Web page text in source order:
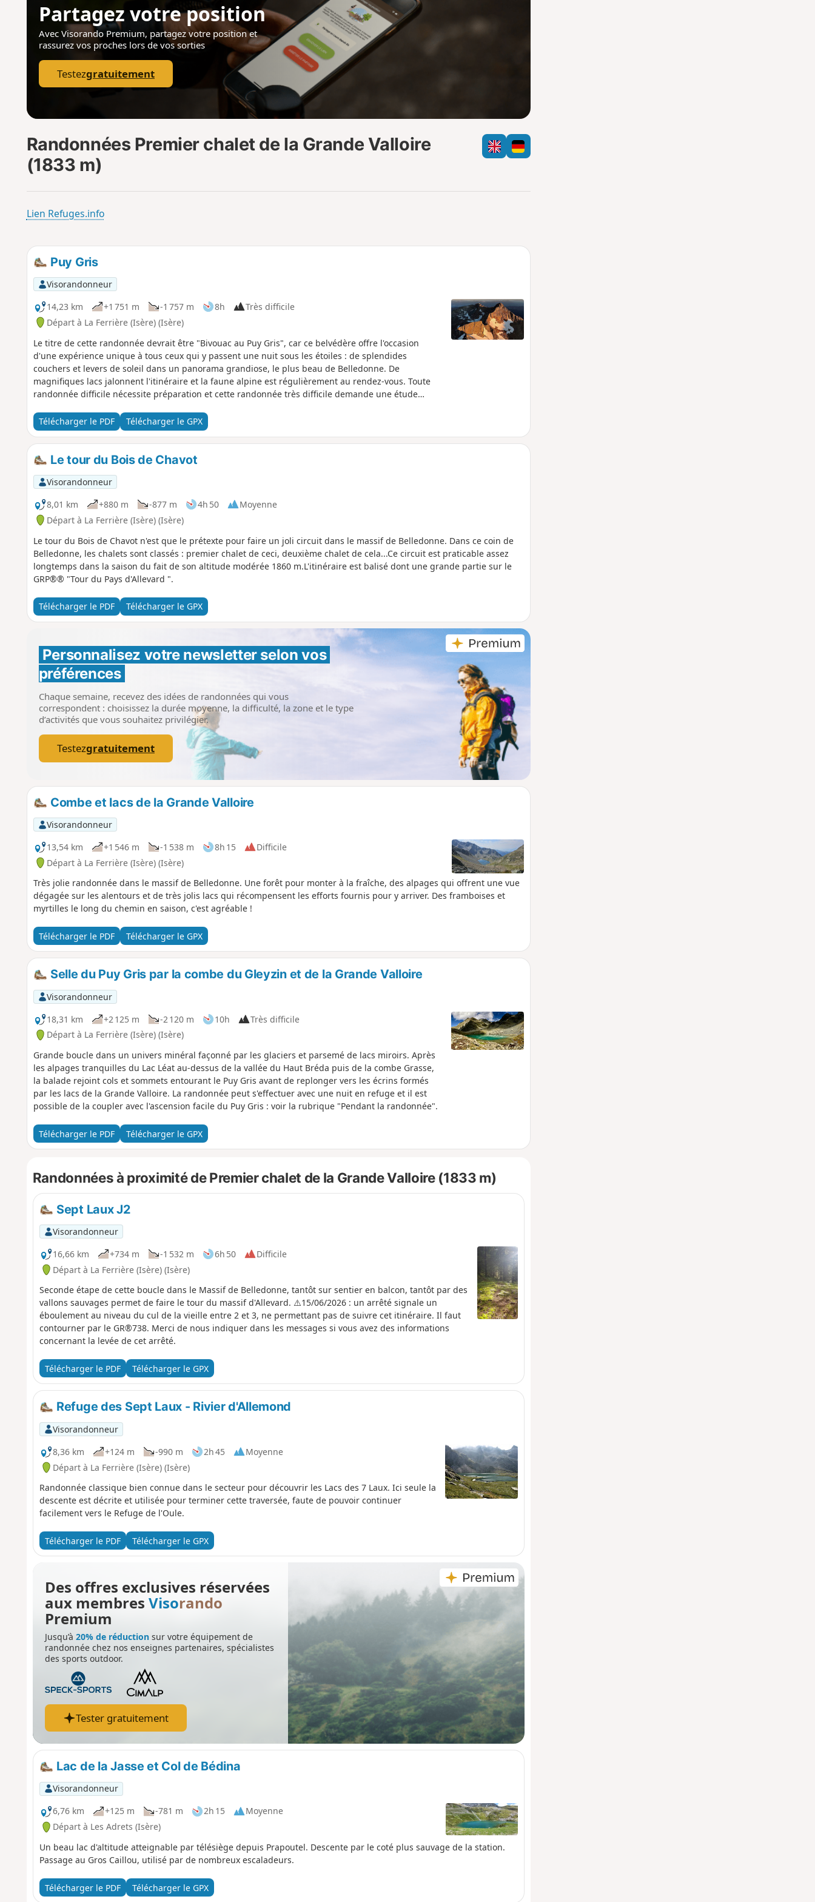
Partagez votre position
Avec Visorando Premium, partagez votre positionet
rassurez vos proches lors de vos sorties
Testezgratuitement
Randonnées Premier chalet de la Grande Valloire
(1833 m)
Lien Refuges.info
Puy Gris
Visorandonneur
14,23 km
+1 751 m -1 757 m 8h
Très difficile
Départ à La Ferrière (Isère) (Isère)
Le titre de cette randonnée devrait être "Bivouac au Puy Gris", car ce belvédère offre l'occasion
d'une expérience unique à tous ceux qui y passent une nuit sous les étoiles : de splendides
couchers et levers de soleil dans un panorama grandiose, le plus beau de Belledonne. De
magnifiques lacs jalonnent l'itinéraire et la faune alpine est régulièrement au rendez-vous. Toute
randonnée difficile nécessite préparation et cette randonnée très difficile demande une étude
Télécharger le PDF
Télécharger le GPX
Le tour du Bois de Chavot
Visorandonneur
8,01 km
+880 m -877 m 4h 50
Moyenne
Départ à La Ferrière (Isère) (Isère)
Le tour du Bois de Chavot n'est que le prétexte pour faire un joli circuit dans le massif de Belledonne. Dans ce coin de
Belledonne, les chalets sont classés : premier chalet de ceci, deuxième chalet de cela...Ce circuit est praticable assez
longtemps dans la saison du fait de son altitude modérée 1860 m.L'itinéraire est balisé dont une grande partie sur le
GRP®® "Tour du Pays d'Allevard ".
Télécharger le PDF Télécharger le GPX
Personnalisez votre newsletter selon vos
préférences
Chaque semaine, recevez des idées de randonnées qui vous
correspondent : choisissez la durée moyenne, la difficulté, la zone et le type
d’activités que vous souhaitez privilégier.
Testezgratuitement
Combe et lacs de la Grande Valloire
Visorandonneur
13,54 km
+1 546 m -1 538 m 8h 15
Difficile
Départ à La Ferrière (Isère) (Isère)
Très jolie randonnée dans le massif de Belledonne. Une forêt pour monter à la fraîche, des alpages qui offrent une vue
dégagée sur les alentours et de très jolis lacs qui récompensent les efforts fournis pour y arriver. Des framboises et
myrtilles le long du chemin en saison, c'est agréable !
Télécharger le PDF Télécharger le GPX
Selle du Puy Gris par la combe du Gleyzin et de la Grande Valloire
Visorandonneur
18,31 km
+2 125 m -2 120 m 10h
Très difficile
Départ à La Ferrière (Isère) (Isère)
Grande boucle dans un univers minéral façonné par les glaciers et parsemé de lacs miroirs. Après
les alpages tranquilles du Lac Léat au-dessus de la vallée du Haut Bréda puis de la combe Grasse,
la balade rejoint cols et sommets entourant le Puy Gris avant de replonger vers les écrins formés
par les lacs de la Grande Valloire. La randonnée peut s'effectuer avec une nuit en refuge et il est
possible de la coupler avec l'ascension facile du Puy Gris : voir la rubrique "Pendant la randonnée".
Télécharger le PDF Télécharger le GPX
Randonnées à proximité de Premier chalet de la Grande Valloire (1833 m)
Sept Laux J2
Visorandonneur
16,66 km
+734 m -1 532 m 6h 50
Difficile
Départ à La Ferrière (Isère) (Isère)
Seconde étape de cette boucle dans le Massif de Belledonne, tantôt sur sentier en balcon, tantôt par des
vallons sauvages permet de faire le tour du massif d'Allevard. ⚠️15/06/2026 : un arrêté signale un
éboulement au niveau du cul de la vieille entre 2 et 3, ne permettant pas de suivre cet itinéraire. Il faut
contourner par le GR®738. Merci de nous indiquer dans les messages si vous avez des informations
concernant la levée de cet arrêté.
Télécharger le PDF Télécharger le GPX
Refuge des Sept Laux - Rivier d'Allemond
Visorandonneur
8,36 km
+124 m -990 m 2h 45
Moyenne
Départ à La Ferrière (Isère) (Isère)
Randonnée classique bien connue dans le secteur pour découvrir les Lacs des 7 Laux. Ici seule la
descente est décrite et utilisée pour terminer cette traversée, faute de pouvoir continuer
facilement vers le Refuge de l'Oule.
Télécharger le PDF Télécharger le GPX
Des offres exclusives réservées
aux membres Visorando
Premium
Jusqu’à 20% de réductionsur votre équipement de
randonnée chez nos enseignes partenaires, spécialistes
des sports outdoor.
Tester gratuitement
Lac de la Jasse et Col de Bédina
Visorandonneur
6,76 km
+125 m -781 m 2h 15
Moyenne
Départ à Les Adrets (Isère)
Un beau lac d'altitude atteignable par télésiège depuis Prapoutel. Descente par le coté plus sauvage de la station.
Passage au Gros Caillou, utilisé par de nombreux escaladeurs.
Télécharger le PDF Télécharger le GPX